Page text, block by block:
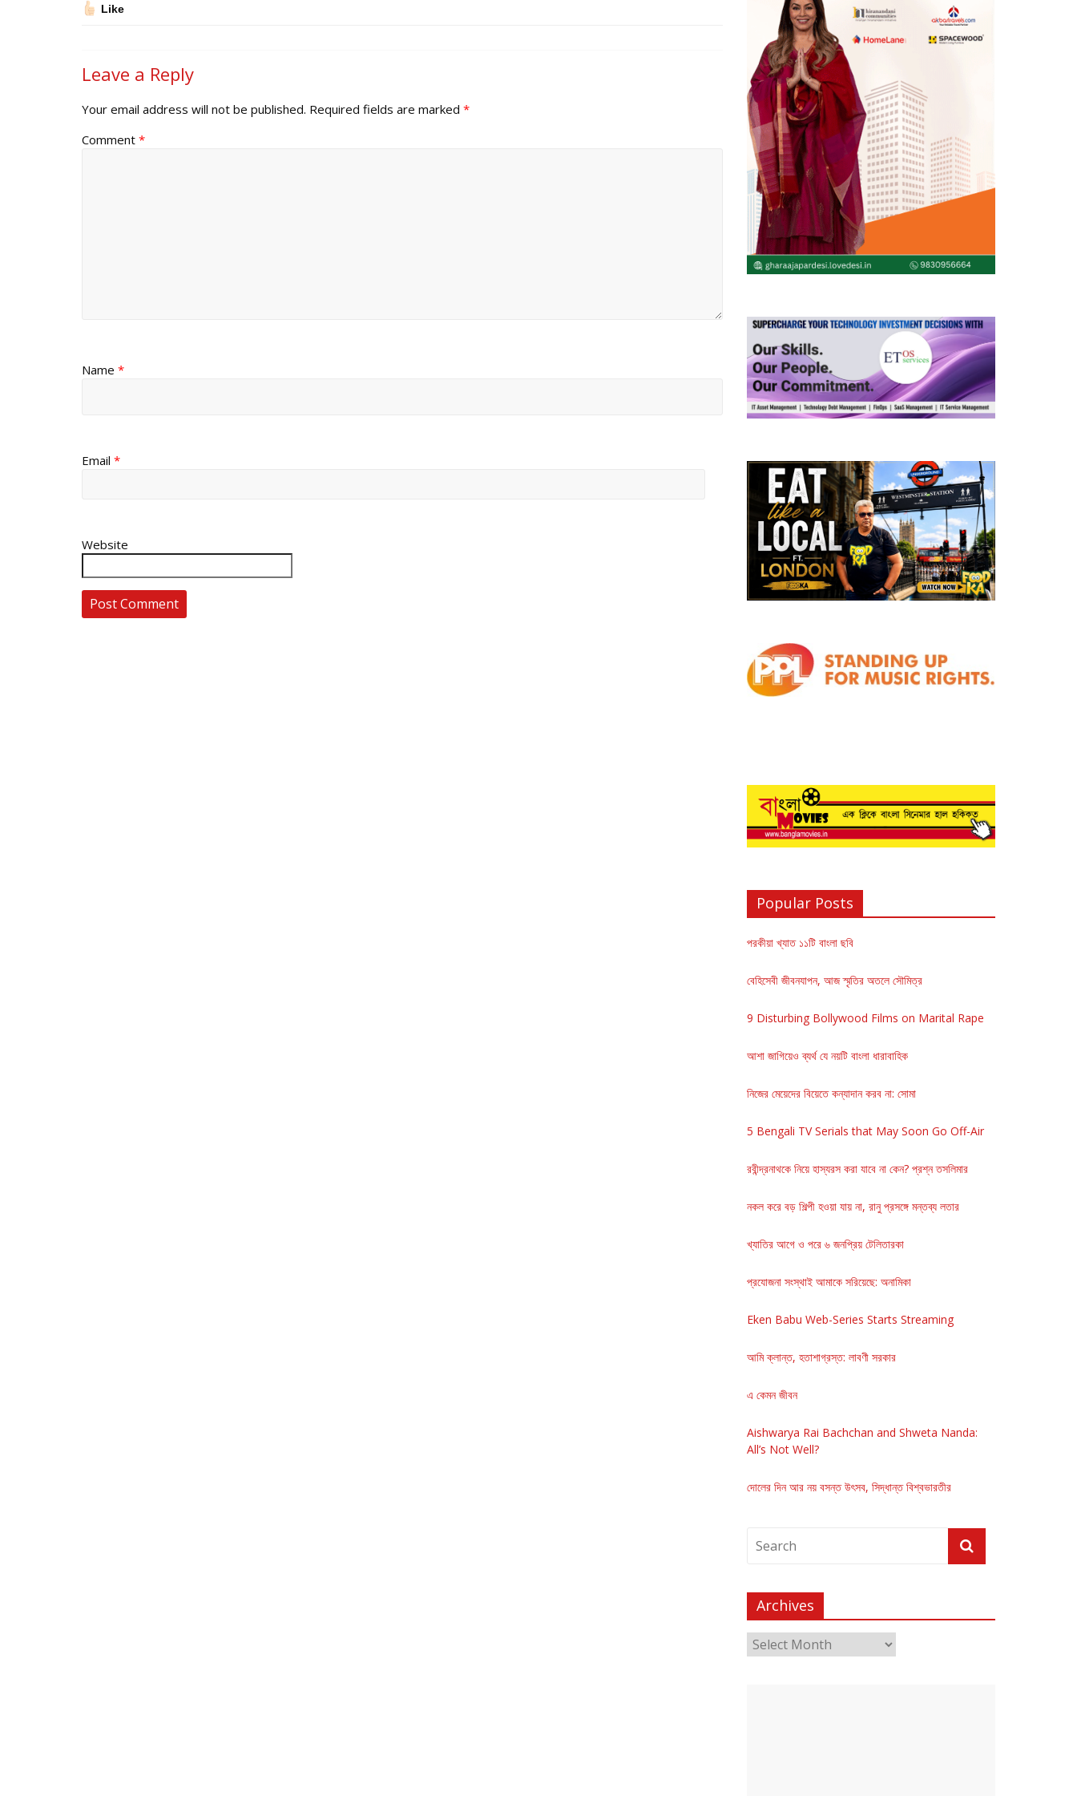
Like
Leave a Reply
Your email address will not be published. Required fields are marked *
Comment *
Name *
Email *
Website
Popular Posts
পরকীয়া খ্যাত ১১টি বাংলা ছবি
বেহিসেবী জীবনযাপন, আজ স্মৃতির অতলে সৌমিত্র
9 Disturbing Bollywood Films on Marital Rape
আশা জাগিয়েও ব্যর্থ যে নয়টি বাংলা ধারাবাহিক
নিজের মেয়েদের বিয়েতে কন্যাদান করব না: সোমা
5 Bengali TV Serials that May Soon Go Off-Air
রবীন্দ্রনাথকে নিয়ে হাস্যরস করা যাবে না কেন? প্রশ্ন তসলিমার
নকল করে বড় শিল্পী হওয়া যায় না, রানু প্রসঙ্গে মন্তব্য লতার
খ্যাতির আগে ও পরে ৬ জনপ্রিয় টেলিতারকা
প্রযোজনা সংস্থাই আমাকে সরিয়েছে: অনামিকা
Eken Babu Web-Series Starts Streaming
আমি ক্লান্ত, হতাশাগ্রস্ত: লাবণী সরকার
এ কেমন জীবন
Aishwarya Rai Bachchan and Shweta Nanda:
All’s Not Well?
দোলের দিন আর নয় বসন্ত উৎসব, সিদ্ধান্ত বিশ্বভারতীর
Archives